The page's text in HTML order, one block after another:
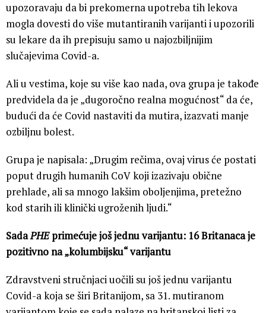
upozoravaju da bi prekomerna upotreba tih lekova
mogla dovesti do više mutantiranih varijanti i upozorili
su lekare da ih prepisuju samo u najozbiljnijim
slučajevima Covid-a.
Ali u vestima, koje su više kao nada, ova grupa je takođe
predvidela da je „dugoročno realna mogućnost“ da će,
budući da će Covid nastaviti da mutira, izazvati manje
ozbiljnu bolest.
Grupa je napisala: „Drugim rečima, ovaj virus će postati
poput drugih humanih CoV koji izazivaju obične
prehlade, ali sa mnogo lakšim oboljenjima, pretežno
kod starih ili klinički ugroženih ljudi.“
SadaPHEprimećuje još jednu varijantu: 16 Britanaca je
pozitivno na „kolumbijsku“ varijantu
Zdravstveni stručnjaci uočili su još jednu varijantu
Covid-a koja se širi Britanijom, sa 31. mutiranom